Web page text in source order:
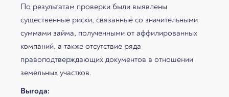
По результатам проверки были выявлены
существенные риски, связанные со значительными
суммами займа, полученными от аффилированных
компаний, а также отсутствие ряда
правоподтверждающих документов в отношении
земельных участков.
Выгода: